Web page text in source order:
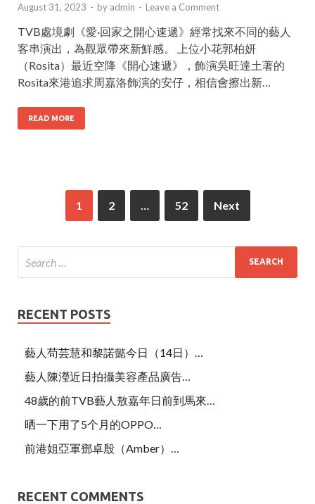
August 31, 2023 - by admin - Leave a Comment
TVB處境劇《愛·回家之開心速遞》經常找來不同的藝人
客串演出，為觀眾帶來新鮮感。 上位小花郭柏妍
（Rosita）最近空降《開心速遞》，飾演吳旺達土著的
Rosita來港追求周嘉洛飾演的安仔，相信會擦出新…
READ MORE
1 2 52 Next
RECENT POSTS
藝人苟芸慧和黎諾懿今日（14日）…
藝人陳瀅近日拍攝美容產品廣告…
48歲的前TVB藝人敖嘉年日前到馬來…
晒一下用了5个月的OPPO…
前港姐亞軍鄧卓殷（Amber）…
RECENT COMMENTS